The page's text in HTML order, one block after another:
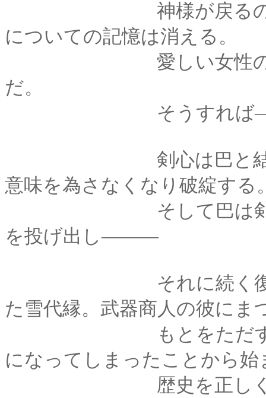
神様が戻るのと同時
についての記憶は消える。
愛しい女性の記憶が
だ。
そうすれば―――歴
剣心は巴と結ばれて
意味を為さなくなり破綻する
そして巴は剣心を救
を投げ出し―――
それに続く復讐。恨
た雪代縁。武器商人の彼にま
もとをただすと剣心
になってしまったことから
歴史を正しく進める